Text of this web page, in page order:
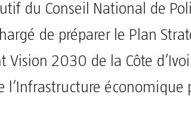
du Conseil National de
de préparer le Plan
Vision 2030 de la Côte
l’Infrastructure économique